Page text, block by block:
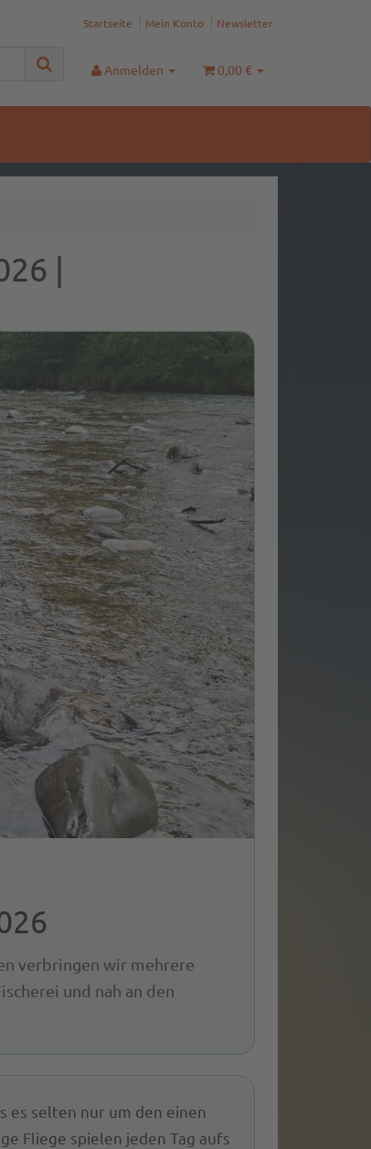
Startseite Mein Konto Newsletter
Anmelden 0,00 €
|
verbringen wir mehrere
und nah an den
es selten nur um den einen
Fliege spielen jeden Tag aufs